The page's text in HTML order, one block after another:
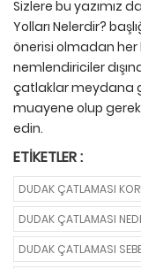
Sizlere bu yazımız
Yolları Nelerdir?
önerisi olmadan her
nemlendiriciler
çatlaklar meydana
muayene olup
edin.
ETIKETLER :
DUDAK ÇATLAMASI
DUDAK ÇATLAMASI
DUDAK ÇATLAMASI